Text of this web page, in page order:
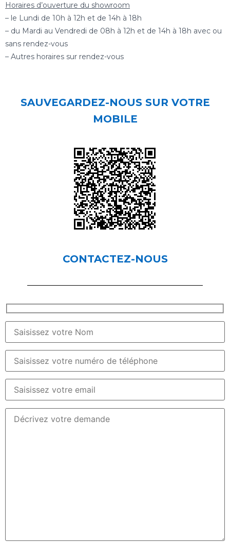
Horaires d’ouverture du showroom
– le Lundi de 10h à 12h et de 14h à 18h
– du Mardi au Vendredi de 08h à 12h et de 14h à 18h avec ou
sans rendez-vous
– Autres horaires sur rendez-vous
SAUVEGARDEZ-NOUS SUR VOTRE
MOBILE
CONTACTEZ-NOUS